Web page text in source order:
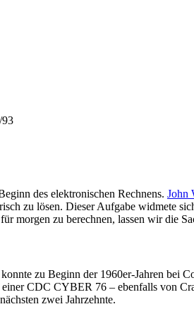
93
des elektronischen Rechnens. John
zu lösen. Dieser Aufgabe widmete
morgen zu berechnen, lassen wir die
zu Beginn der 1960er-Jahren bei
CDC CYBER 76 – ebenfalls von
zwei Jahrzehnte.